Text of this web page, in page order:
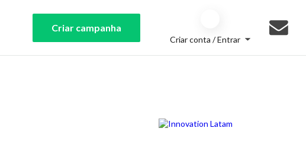
Criar campanha
Criar conta / Entrar